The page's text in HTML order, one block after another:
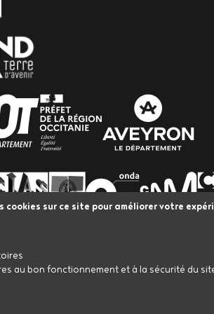
cookies sur ce site pour améliorer votre
au bon fonctionnement et à la sécurité du